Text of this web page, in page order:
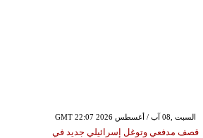
GMT 22:07 2026 السبت ,08 آب / أغسطس
قصف مدفعي وتوغل إسرائيلي جديد في